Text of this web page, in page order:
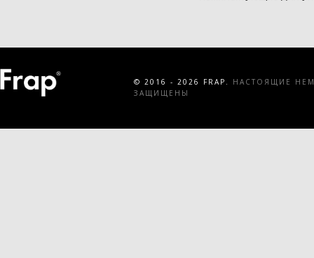
© 2016 - 2026 FRAP.
НАСТОЯЩИЕ
ЗАЩИЩЕНЫ